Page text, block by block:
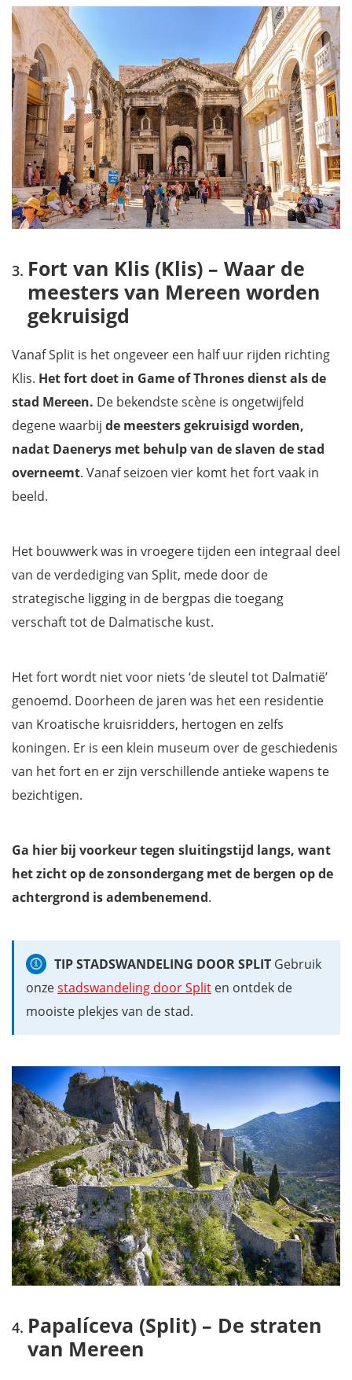
Fort van Klis (Klis) – Waar de
meesters van Mereen worden
gekruisigd
Vanaf Split is het ongeveer een half uur rijden richting
Klis. Het fort doet in Game of Thrones dienst als de
stad Mereen. De bekendste scène is ongetwijfeld
degene waarbij de meesters gekruisigd worden,
nadat Daenerys met behulp van de slaven de stad
overneemt. Vanaf seizoen vier komt het fort vaak in
beeld.
Het bouwwerk was in vroegere tijden een integraal deel
van de verdediging van Split, mede door de
strategische ligging in de bergpas die toegang
verschaft tot de Dalmatische kust.
Het fort wordt niet voor niets ‘de sleutel tot Dalmatië’
genoemd. Doorheen de jaren was het een residentie
van Kroatische kruisridders, hertogen en zelfs
koningen. Er is een klein museum over de geschiedenis
van het fort en er zijn verschillende antieke wapens te
bezichtigen.
Ga hier bij voorkeur tegen sluitingstijd langs, want
het zicht op de zonsondergang met de bergen op de
achtergrond is adembenemend.
TIP STADSWANDELING DOOR SPLIT Gebruik
onzestadswandeling door Split en ontdek de
mooiste plekjes van de stad.
Papalíceva (Split) – De straten
van Mereen